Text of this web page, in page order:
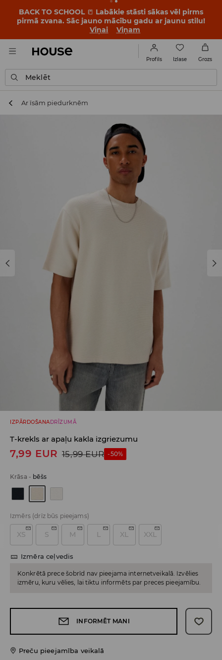
BACK TO SCHOOL 📒 Labākie stāsti sākas vēl pirms
pirmā zvana. Sāc jauno mācību gadu ar jaunu stilu!
Viņai
Viņam
Profils Izlase Grozs
Meklēt
Ar īsām piedurknēm
IZPĀRDOŠANA DRĪZUMĀ
T-krekls ar apaļu kakla izgriezumu
7,99 EUR 15,99 EUR -50%
Krāsa - bēšs
Izmērs (drīz būs pieejams)
XS S M L XL XXL
Izmēra ceļvedis
Konkrētā prece šobrīd nav pieejama internetveikalā. Izvēlies
izmēru, kuru vēlies, lai tiktu informēts par preces pieejamību.
INFORMĒT MANI
Preču pieejamība veikalā